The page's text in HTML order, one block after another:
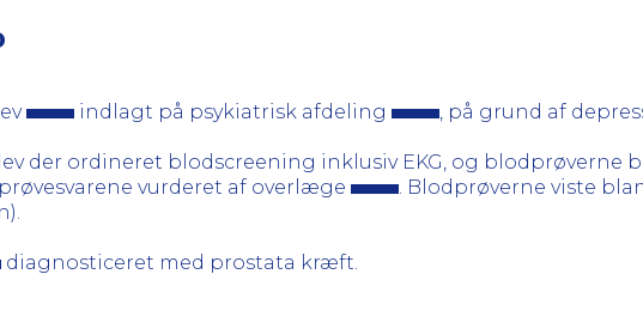
indlagt på psykiatrisk afdeling , på grund af
der ordineret blodscreening inklusiv EKG, og blodprøverne
vurderet af overlæge
. Blodprøverne viste
diagnosticeret med prostata kræft.